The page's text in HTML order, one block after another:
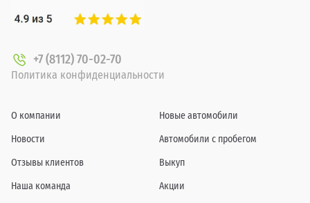
+7 (8112) 70-02-70
Политика конфиденциальности
О компании
Новости
Отзывы клиентов
Наша команда
Новые автомобили
Автомобили с пробегом
Выкуп
Акции